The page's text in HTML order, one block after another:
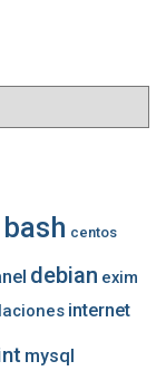
bash centos
debian exim
internet
mysql